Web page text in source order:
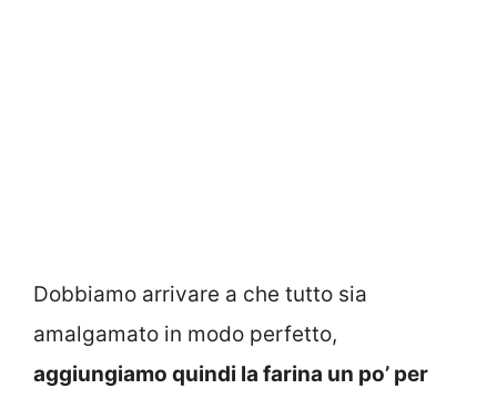
Dobbiamo arrivare a che tutto sia
amalgamato in modo perfetto,
aggiungiamo quindi la farina un po’ per